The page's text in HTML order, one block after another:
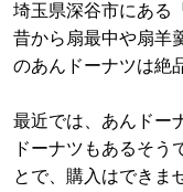
埼玉県深谷市にある
昔から扇最中や扇羊
のあんドーナツは絶
最近では、あんドー
ドーナツもあるそう
とで、購入はできま